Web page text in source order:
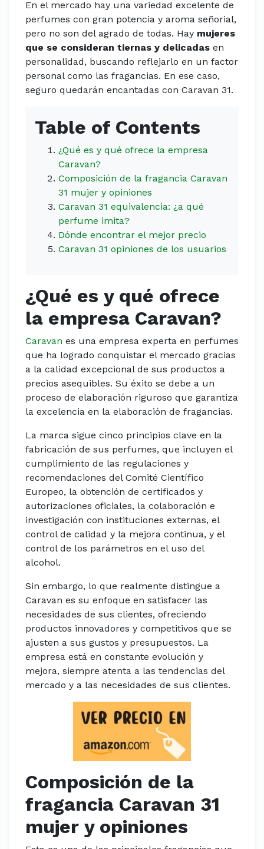
En el mercado hay una variedad excelente de
perfumes con gran potencia y aroma señorial,
pero no son del agrado de todas. Hay mujeres
que se consideran tiernas y delicadas en
personalidad, buscando reflejarlo en un factor
personal como las fragancias. En ese caso,
seguro quedarán encantadas con Caravan 31.
Table of Contents
¿Qué es y qué ofrece la empresa
Caravan?
Composición de la fragancia Caravan
31 mujer y opiniones
Caravan 31 equivalencia: ¿a qué
perfume imita?
Dónde encontrar el mejor precio
Caravan 31 opiniones de los usuarios
¿Qué es y qué ofrece
la empresa Caravan?
Caravan es una empresa experta en perfumes
que ha logrado conquistar el mercado gracias
a la calidad excepcional de sus productos a
precios asequibles. Su éxito se debe a un
proceso de elaboración riguroso que garantiza
la excelencia en la elaboración de fragancias.
La marca sigue cinco principios clave en la
fabricación de sus perfumes, que incluyen el
cumplimiento de las regulaciones y
recomendaciones del Comité Científico
Europeo, la obtención de certificados y
autorizaciones oficiales, la colaboración e
investigación con instituciones externas, el
control de calidad y la mejora continua, y el
control de los parámetros en el uso del
alcohol.
Sin embargo, lo que realmente distingue a
Caravan es su enfoque en satisfacer las
necesidades de sus clientes, ofreciendo
productos innovadores y competitivos que se
ajusten a sus gustos y presupuestos. La
empresa está en constante evolución y
mejora, siempre atenta a las tendencias del
mercado y a las necesidades de sus clientes.
Composición de la
fragancia Caravan 31
mujer y opiniones